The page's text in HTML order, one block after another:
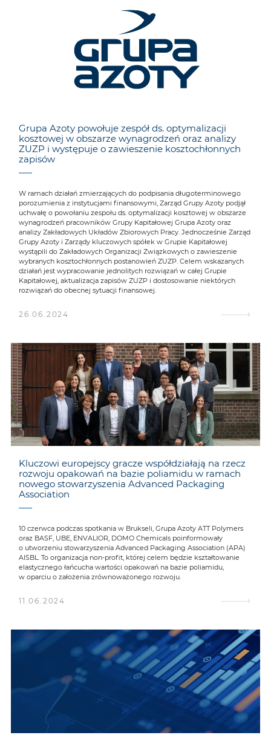
Grupa Azoty powołuje zespół ds. optymalizacji
kosztowej w obszarze wynagrodzeń oraz analizy
ZUZP i występuje o zawieszenie kosztochłonnych
zapisów
W ramach działań zmierzających do podpisania długoterminowego
porozumienia z instytucjami finansowymi, Zarząd Grupy Azoty podjął
uchwałę o powołaniu zespołu ds. optymalizacji kosztowej w obszarze
wynagrodzeń pracowników Grupy Kapitałowej Grupa Azoty oraz
analizy Zakładowych Układów Zbiorowych Pracy. Jednocześnie Zarząd
Grupy Azoty i Zarządy kluczowych spółek w Grupie Kapitałowej
wystąpili do Zakładowych Organizacji Związkowych o zawieszenie
wybranych kosztochłonnych postanowień ZUZP. Celem wskazanych
działań jest wypracowanie jednolitych rozwiązań w całej Grupie
Kapitałowej, aktualizacja zapisów ZUZP i dostosowanie niektórych
rozwiązań do obecnej sytuacji finansowej.
26.06.2024
Kluczowi europejscy gracze współdziałają na rzecz
rozwoju opakowań na bazie poliamidu w ramach
nowego stowarzyszenia Advanced Packaging
Association
10 czerwca podczas spotkania w Brukseli, Grupa Azoty ATT Polymers
oraz BASF, UBE, ENVALIOR, DOMO Chemicals poinformowały
o utworzeniu stowarzyszenia Advanced Packaging Association (APA)
AISBL. To organizacja non-profit, której celem będzie kształtowanie
elastycznego łańcucha wartości opakowań na bazie poliamidu,
w oparciu o założenia zrównoważonego rozwoju.
11.06.2024